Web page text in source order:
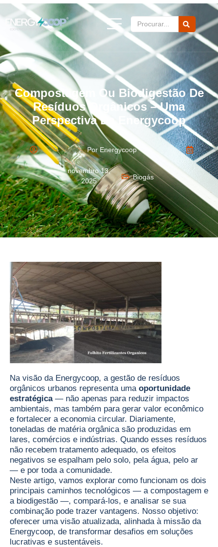
Compostagem Ou Biodigestão De
Resíduos Orgânicos – Uma
Perspectiva Da Energycoop
Por Energycoop
novembro 13,
2025
Biogás
Na visão da Energycoop, a gestão de resíduos
orgânicos urbanos representa uma oportunidade
estratégica— não apenas para reduzir impactos
ambientais, mas também para gerar valor econômico
e fortalecer a economia circular. Diariamente,
toneladas de matéria orgânica são produzidas em
lares, comércios e indústrias. Quando esses resíduos
não recebem tratamento adequado, os efeitos
negativos se espalham pelo solo, pela água, pelo ar
— e por toda a comunidade.
Neste artigo, vamos explorar como funcionam os dois
principais caminhos tecnológicos — a compostagem e
a biodigestão —, compará-los, e analisar se sua
combinação pode trazer vantagens. Nosso objetivo:
oferecer uma visão atualizada, alinhada à missão da
Energycoop, de transformar desafios em soluções
lucrativas e sustentáveis.